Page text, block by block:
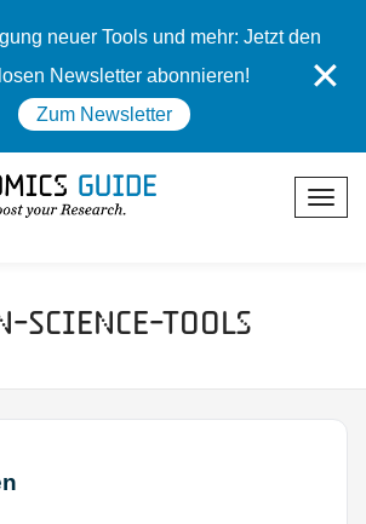
neuer Tools und mehr: Jetzt den
Newsletter abonnieren!
Zum Newsletter
✕
Science-Tools